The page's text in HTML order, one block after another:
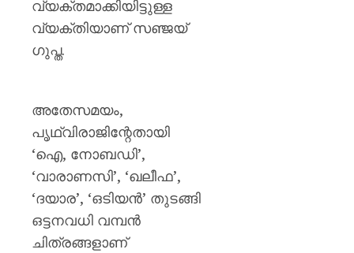
വ്യക്തമാക്കിയിട്ടുള്ള
വ്യക്തിയാണ് സഞ്ജയ്
ഗുപ്ത.
അതേസമയം,
പൃഥ്വിരാജിന്റേതായി
‘ഐ, നോബഡി’,
‘വാരാണസി’, ‘ഖലീഫ’,
‘ദയാര’, ‘ഒടിയൻ’ തുടങ്ങി
ഒട്ടനവധി വമ്പൻ
ചിത്രങ്ങളാണ്